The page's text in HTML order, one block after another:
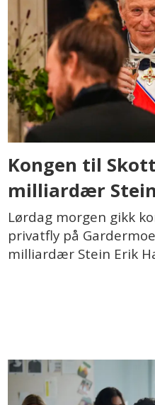
Kongen til
milliardær
Lørdag morgen gikk
privatfly på
milliardær Stein Erik